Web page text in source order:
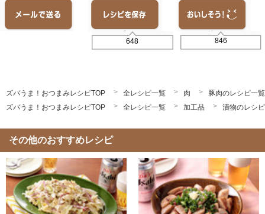
648 846
ズバうま！おつまみレシピTOP 全レシピ一覧 肉
豚肉のレシピ一覧
ズバうま！おつまみレシピTOP
全レシピ一覧 加工品 漬物のレシ
その他のおすすめレシピ